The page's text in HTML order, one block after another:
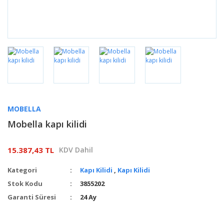
MOBELLA
Mobella kapı kilidi
15.387,43 TL KDV Dahil
Kategori Kapı Kilidi , Kapı Kilidi
Stok Kodu
3855202
Garanti Süresi
24 Ay